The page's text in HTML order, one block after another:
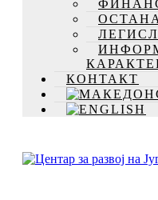
КОНТАКТ